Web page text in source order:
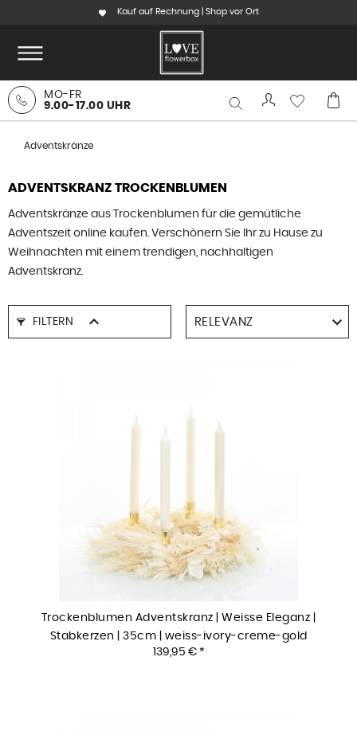
Kauf auf Rechnung | Shop vor Ort
MO-FR
9.00-17.00 UHR
Adventskränze
ADVENTSKRANZ TROCKENBLUMEN
Adventskränze aus Trockenblumen für die gemütliche
Adventszeit online kaufen. Verschönern Sie Ihr zu Hause zu
Weihnachten mit einem trendigen, nachhaltigen
Adventskranz.
FILTERN
Trockenblumen Adventskranz | Weisse Eleganz |
Stabkerzen | 35cm | weiss-ivory-creme-gold
139,95 € *